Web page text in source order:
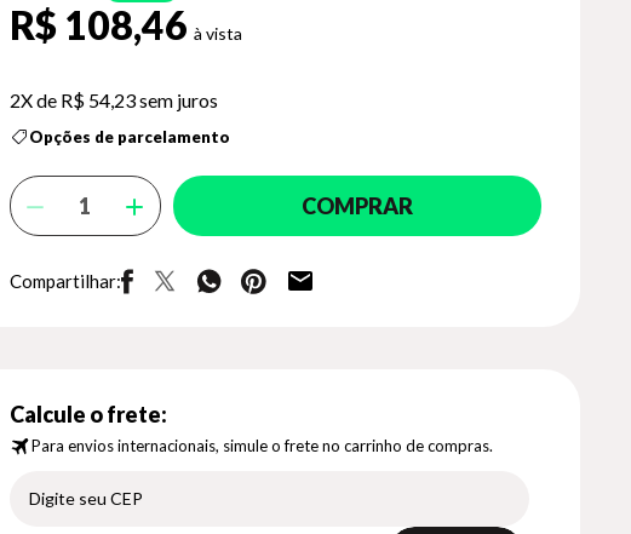
R$ 108,46
2X de R$ 54,23sem juros
Opções de parcelamento
COMPRAR
Compartilhar:
Calcule o frete:
Para envios internacionais, simule o frete no carrinho de compras.